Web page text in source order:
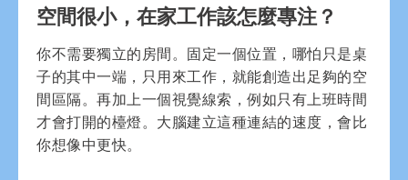
空間很小，在家工作該怎麼專注？
你不需要獨立的房間。固定一個位置，哪怕只是桌
子的其中一端，只用來工作，就能創造出足夠的空
間區隔。再加上一個視覺線索，例如只有上班時間
才會打開的檯燈。大腦建立這種連結的速度，會比
你想像中更快。